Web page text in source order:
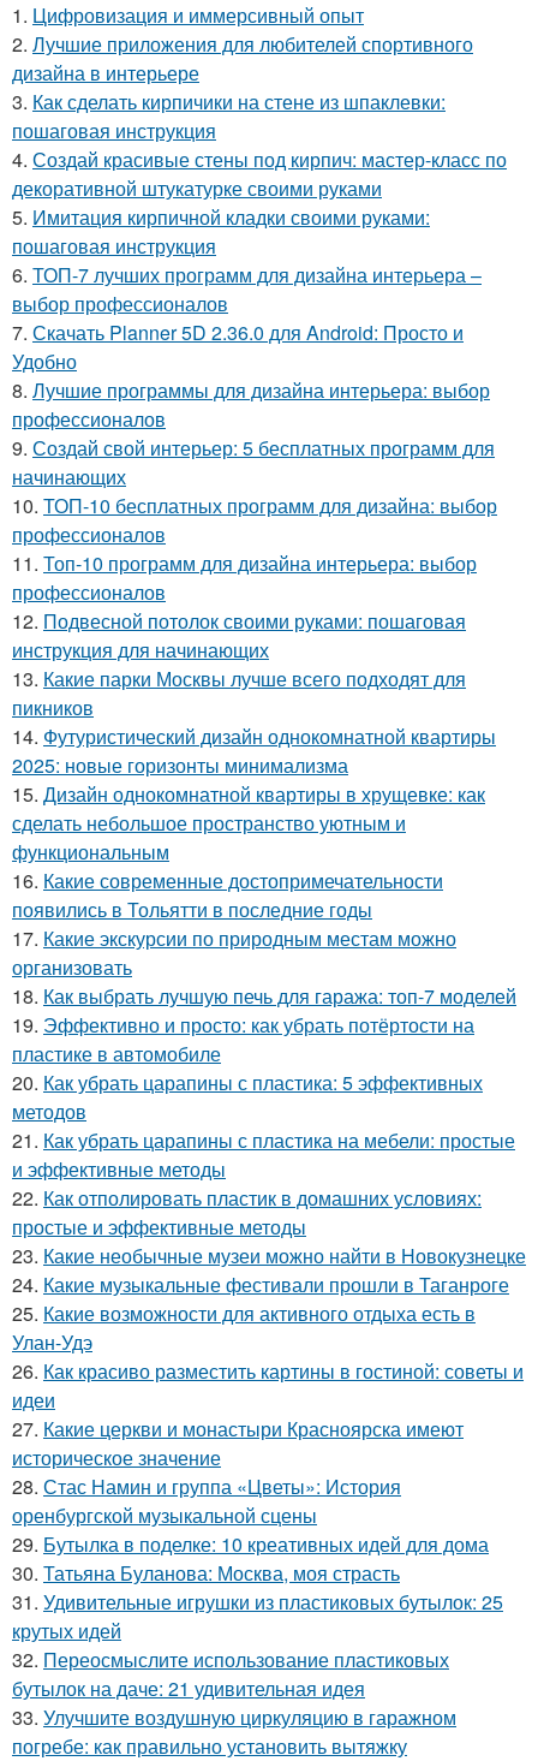
1. Цифровизация и иммерсивный опыт
2. Лучшие приложения для любителей спортивного
дизайна в интерьере
3. Как сделать кирпичики на стене из шпаклевки:
пошаговая инструкция
4. Создай красивые стены под кирпич: мастер-класс по
декоративной штукатурке своими руками
5. Имитация кирпичной кладки своими руками:
пошаговая инструкция
6. ТОП-7 лучших программ для дизайна интерьера –
выбор профессионалов
7. Скачать Planner 5D 2.36.0 для Android: Просто и
Удобно
8. Лучшие программы для дизайна интерьера: выбор
профессионалов
9. Создай свой интерьер: 5 бесплатных программ для
начинающих
10. ТОП-10 бесплатных программ для дизайна: выбор
профессионалов
11. Топ-10 программ для дизайна интерьера: выбор
профессионалов
12. Подвесной потолок своими руками: пошаговая
инструкция для начинающих
13. Какие парки Москвы лучше всего подходят для
пикников
14. Футуристический дизайн однокомнатной квартиры
2025: новые горизонты минимализма
15. Дизайн однокомнатной квартиры в хрущевке: как
сделать небольшое пространство уютным и
функциональным
16. Какие современные достопримечательности
появились в Тольятти в последние годы
17. Какие экскурсии по природным местам можно
организовать
18. Как выбрать лучшую печь для гаража: топ-7 моделей
19. Эффективно и просто: как убрать потёртости на
пластике в автомобиле
20. Как убрать царапины с пластика: 5 эффективных
методов
21. Как убрать царапины с пластика на мебели: простые
и эффективные методы
22. Как отполировать пластик в домашних условиях:
простые и эффективные методы
23. Какие необычные музеи можно найти в Новокузнецке
24. Какие музыкальные фестивали прошли в Таганроге
25. Какие возможности для активного отдыха есть в
Улан-Удэ
26. Как красиво разместить картины в гостиной: советы и
идеи
27. Какие церкви и монастыри Красноярска имеют
историческое значение
28. Стас Намин и группа «Цветы»: История
оренбургской музыкальной сцены
29. Бутылка в поделке: 10 креативных идей для дома
30. Татьяна Буланова: Москва, моя страсть
31. Удивительные игрушки из пластиковых бутылок: 25
крутых идей
32. Переосмыслите использование пластиковых
бутылок на даче: 21 удивительная идея
33. Улучшите воздушную циркуляцию в гаражном
погребе: как правильно установить вытяжку